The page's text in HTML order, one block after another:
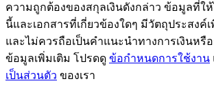
รับรางวัลและสิทธิพิเศษสุดพิเศษ
ศูนย์รางวัล
เข้าสู่ระบบลงชื่อ
ความถูกต้องของสกุลเงินดังกล่าว ข้อมูลที่ใ
นี้และเอกสารที่เกี่ยวข้องใดๆ มีวัตถุประสงค์
และไม่ควรถือเป็นคำแนะนำทางการเงินหรื
ข้อมูลเพิ่มเติม โปรดดู ข้อกำหนดการใช้งาน
เป็นส่วนตัว ของเรา